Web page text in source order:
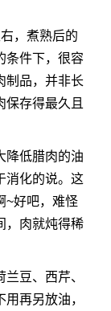
，煮熟后的
条件下，很容
制品，并非长
保存得最久且
降低腊肉的油
消化的说。这
~好吧，难怪
，肉就炖得稀
豆、西芹、
再另放油，